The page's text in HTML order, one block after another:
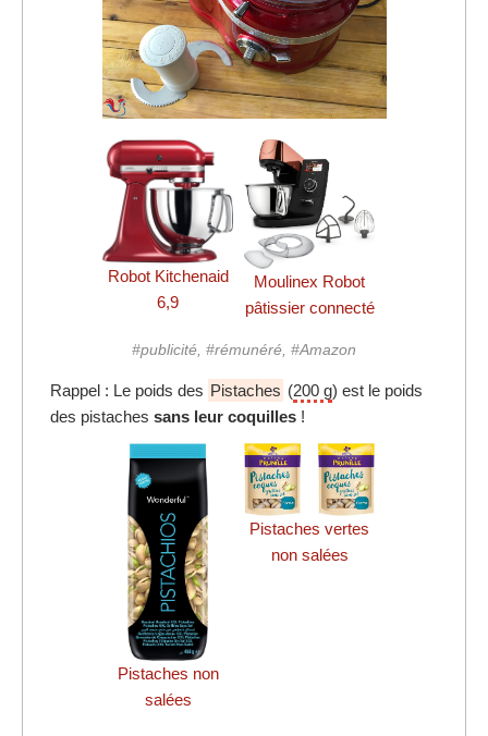
Robot Kitchenaid
6,9
Moulinex Robot
pâtissier connecté
#publicité, #rémunéré, #Amazon
Rappel : Le poids des Pistaches (200 g) est le poids
des pistaches sans leur coquilles !
Pistaches non
salées
Pistaches vertes
non salées